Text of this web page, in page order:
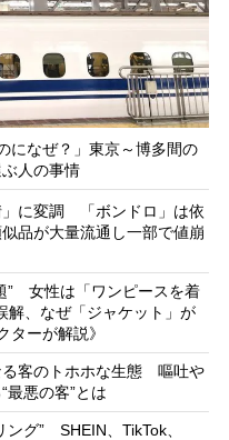
になぜ？」東京～博多間の
人の事情
」に変調 「ボンドロ」は依
品が大量流通し一部で値崩
” 女性は「ワンピースを着
解、なぜ「ジャケット」が
ターが解説》
る客のトホホな生態 嘔吐や
最悪の客”とは
ング” SHEIN、TikTok、